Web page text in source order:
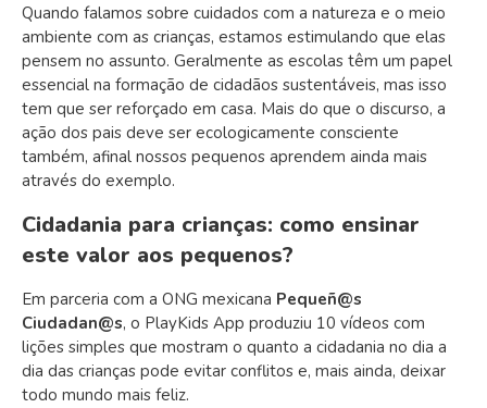
Quando falamos sobre cuidados com a natureza e o meio
ambiente com as crianças, estamos estimulando que elas
pensem no assunto. Geralmente as escolas têm um papel
essencial na formação de cidadãos sustentáveis, mas isso
tem que ser reforçado em casa. Mais do que o discurso, a
ação dos pais deve ser ecologicamente consciente
também, afinal nossos pequenos aprendem ainda mais
através do exemplo.
Cidadania para crianças: como ensinar
este valor aos pequenos?
Em parceria com a ONG mexicana Pequeñ@s
Ciudadan@s, o PlayKids App produziu 10 vídeos com
lições simples que mostram o quanto a cidadania no dia a
dia das crianças pode evitar conflitos e, mais ainda, deixar
todo mundo mais feliz.